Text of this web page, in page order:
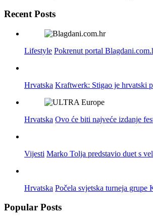
Recent Posts
Lifestyle Pokrenut portal
Hrvatska Kraftwerk: Stigao je hrvatski
Hrvatska Ovo će biti najveće izdanje
Vijesti Marko Tolja predstavio duet s
Hrvatska Počela svjetska turneja
Popular Posts